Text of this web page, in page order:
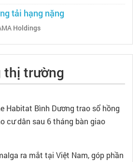
tải hạng nặng
Holdings
thị trường
Habitat Bình Dương trao sổ hồng
cư dân sau 6 tháng bàn giao
ra mắt tại Việt Nam, góp phần